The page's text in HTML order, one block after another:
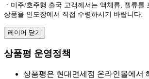
ㆍ미주/호주행 출국 고객께서는 액체류, 젤류를
상품을 인도장에서 직접 수령하시기 바랍니다.
레이어 닫기
상품평 운영정책
상품평은 현대면세점 온라인몰에서